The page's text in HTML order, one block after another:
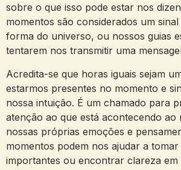
sobre o que isso pode estar nos
momentos são considerados um
forma do universo, ou nossos guias
tentarem nos transmitir uma
Acredita-se que horas iguais sejam
estarmos presentes no momento e
nossa intuição. É um chamado para
atenção ao que está acontecendo ao
nossas próprias emoções e
momentos podem nos ajudar a tomar
importantes ou encontrar clareza em